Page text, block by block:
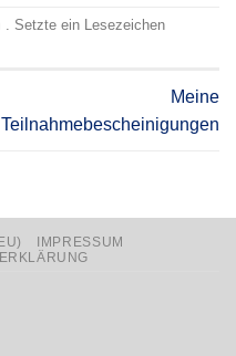
. Setzte ein Lesezeichen
Meine
Teilnahmebescheinigungen
IMPRESSUM